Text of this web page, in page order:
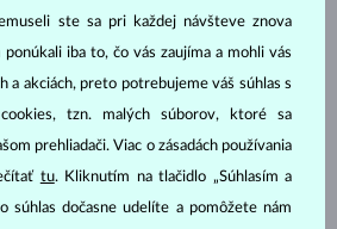
2 205 €
BIELE ZLATO
BEZ KAMEŇA
1 992 €
ste sa pri každej návšteve znova
iba to, čo vás zaujíma a mohli vás
a akciách, preto potrebujeme váš súhlas s
tzn. malých súborov, ktoré sa
prehliadači. Viac o zásadách používania
tu. Kliknutím na tlačidlo „Súhlasím a
súhlas dočasne udelíte a pomôžete nám